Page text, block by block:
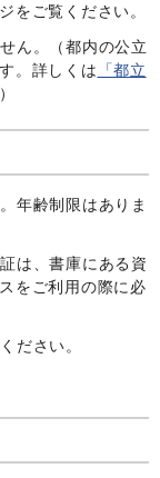
をご覧ください。
ん。（都内の公立
。詳しくは 「都立
年齢制限はありま
は、書庫にある資
をご利用の際に必
ださい。